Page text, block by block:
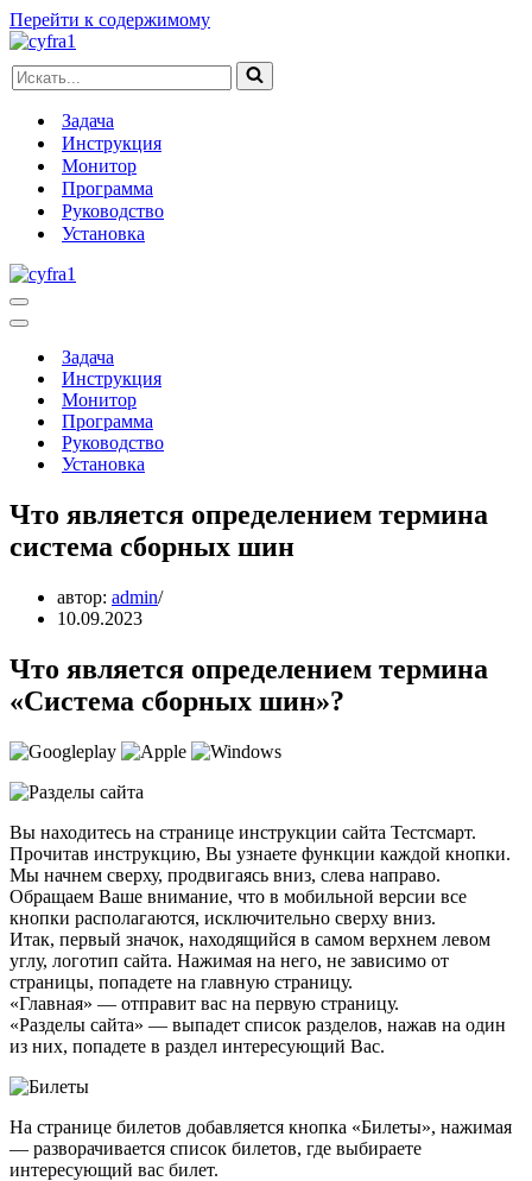
Перейти к содержимому
Искать...
Задача
Инструкция
Монитор
Программа
Руководство
Установка
Меню
навигации
Меню
навигацииЗадача
Инструкция
Монитор
Программа
Руководство
Установка
Что является определением термина
система сборных шин
автор: admin
10.09.2023
Что является определением термина
«Система сборных шин»?
Вы находитесь на странице инструкции сайта Тестсмарт.
Прочитав инструкцию, Вы узнаете функции каждой кнопки.
Мы начнем сверху, продвигаясь вниз, слева направо.
Обращаем Ваше внимание, что в мобильной версии все
кнопки располагаются, исключительно сверху вниз.
Итак, первый значок, находящийся в самом верхнем левом
углу, логотип сайта. Нажимая на него, не зависимо от
страницы, попадете на главную страницу.
«Главная» — отправит вас на первую страницу.
«Разделы сайта» — выпадет список разделов, нажав на один
из них, попадете в раздел интересующий Вас.
На странице билетов добавляется кнопка «Билеты», нажимая
— разворачивается список билетов, где выбираете
интересующий вас билет.